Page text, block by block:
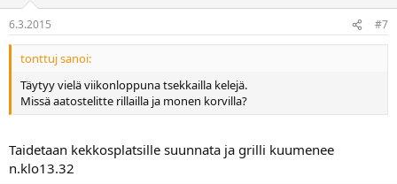
6.3.2015 #7
tonttuj sanoi:
Täytyy vielä viikonloppuna tsekkailla kelejä.
Missä aatostelitte rillailla ja monen korvilla?
Taidetaan kekkosplatsille suunnata ja grilli kuumenee
n.klo13.32